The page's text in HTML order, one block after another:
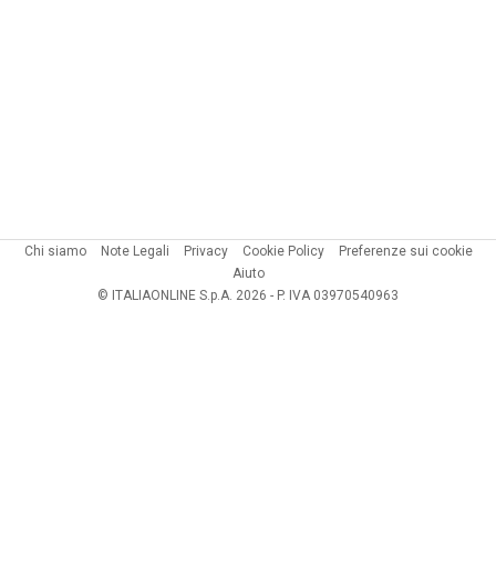
Chi siamo Note Legali Privacy Cookie Policy
Preferenze sui cookie
Aiuto
© ITALIAONLINE S.p.A. 2026 - P. IVA 03970540963